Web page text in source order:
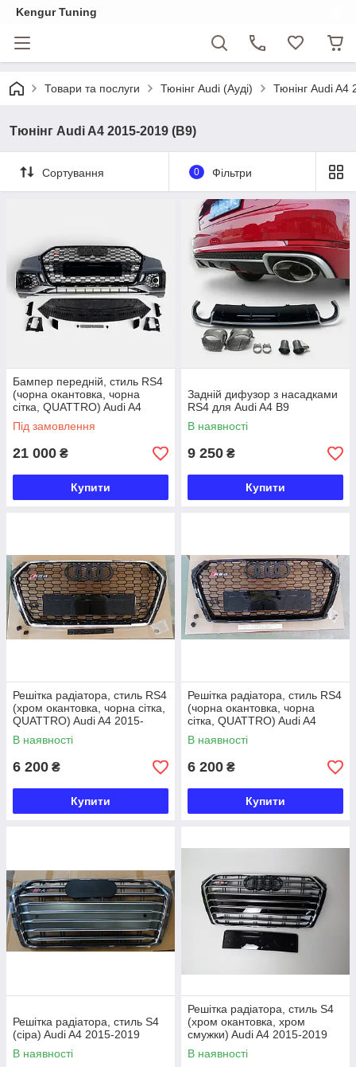
Kengur Tuning
Товари та послуги Тюнінг Audi (Ауді) Тюнінг Audi A4
Тюнінг Audi A4 2015-2019 (B9)
Сортування 0 Фільтри
Бампер передній, стиль RS4
(чорна окантовка, чорна
сітка, QUATTRO) Audi A4
2015-2019
Під замовлення
21 000 ₴
Купити
Задній дифузор з насадками
RS4 для Audi A4 B9
В наявності
9 250 ₴
Купити
Решітка радіатора, стиль RS4
(хром окантовка, чорна сітка,
QUATTRO) Audi A4 2015-
2019
В наявності
6 200 ₴
Купити
Решітка радіатора, стиль RS4
(чорна окантовка, чорна
сітка, QUATTRO) Audi A4
2015-2019
В наявності
6 200 ₴
Купити
Решітка радіатора, стиль S4
(сіра) Audi A4 2015-2019
В наявності
Решітка радіатора, стиль S4
(хром окантовка, хром
смужки) Audi A4 2015-2019
В наявності